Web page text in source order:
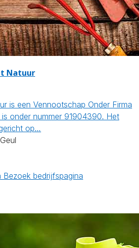
Natuur
is een Vennootschap Onder Firma
onder nummer 91904390. Het
op…
Bezoek bedrijfspagina